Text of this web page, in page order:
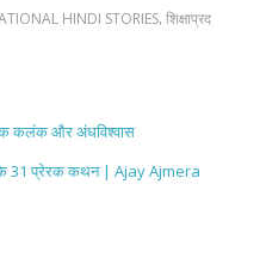
HINDI STORIES, शिक्षाप्रद
कलंक और अंधविश्वास
के 31 प्रेरक कथन | Ajay Ajmera